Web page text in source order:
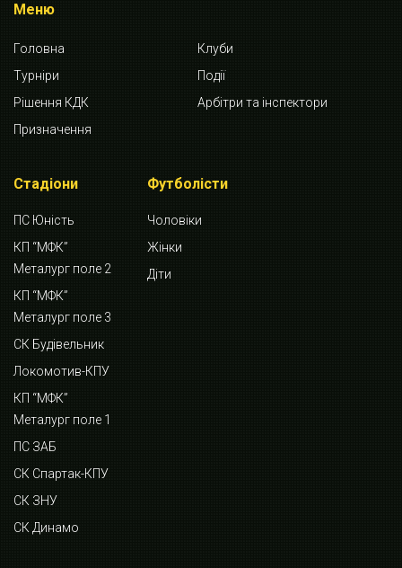
Меню
Головна
Клуби
Турніри
Події
Рішення КДК
Арбітри та інспектори
Призначення
Стадіони
ПС Юність
КП “МФК”
Металург поле 2
КП “МФК”
Металург поле 3
СК Будівельник
Локомотив-КПУ
КП “МФК”
Металург поле 1
ПС ЗАБ
СК Спартак-КПУ
СК ЗНУ
СК Динамо
Футболісти
Чоловіки
Жінки
Діти